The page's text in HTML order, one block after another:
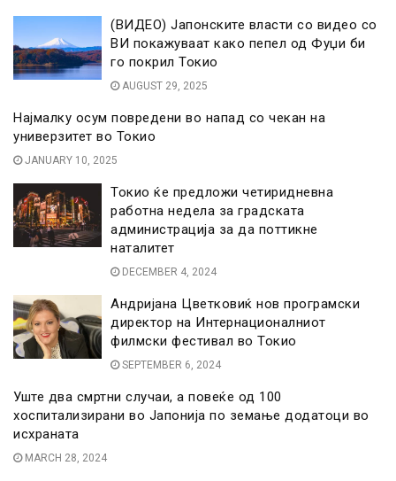
(ВИДЕО) Јапонските власти со видео со
ВИ покажуваат како пепел од Фуџи би
го покрил Токио
AUGUST 29, 2025
Најмалку осум повредени во напад со чекан на
универзитет во Токио
JANUARY 10, 2025
Токио ќе предложи четиридневна
работна недела за градската
администрација за да поттикне
наталитет
DECEMBER 4, 2024
Андријана Цветковиќ нов програмски
директор на Интернационалниот
филмски фестивал во Токио
SEPTEMBER 6, 2024
Уште два смртни случаи, а повеќе од 100
хоспитализирани во Јапонија по земање додатоци во
исхраната
MARCH 28, 2024